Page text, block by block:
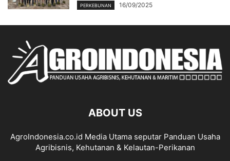
PERKEBUNAN 16/09/2025
ABOUT US
AgroIndonesia.co.id Media Utama seputar Panduan Usaha
Agribisnis, Kehutanan & Kelautan-Perikanan